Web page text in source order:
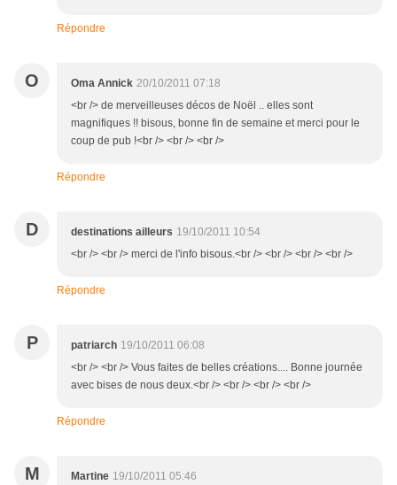
Répondre
O Oma Annick 20/10/2011 07:18
<br /> de merveilleuses décos de Noël .. elles sont
magnifiques !! bisous, bonne fin de semaine et merci pour le
coup de pub !<br /> <br /> <br />
Répondre
D destinations ailleurs 19/10/2011 10:54
<br /> <br /> merci de l'info bisous.<br /> <br /> <br /> <br />
Répondre
P patriarch 19/10/2011 06:08
<br /> <br /> Vous faites de belles créations.... Bonne journée
avec bises de nous deux.<br /> <br /> <br /> <br />
Répondre
M Martine 19/10/2011 05:46